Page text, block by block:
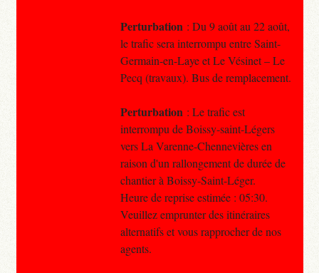
Perturbation : Du 9 août au 22 août,
le trafic sera interrompu entre Saint-
Germain-en-Laye et Le Vésinet – Le
Pecq (travaux). Bus de remplacement.
Perturbation : Le trafic est
interrompu de Boissy-saint-Légers
vers La Varenne-Chennevières en
raison d'un rallongement de durée de
chantier à Boissy-Saint-Léger.
Heure de reprise estimée : 05:30.
Veuillez emprunter des itinéraires
alternatifs et vous rapprocher de nos
agents.